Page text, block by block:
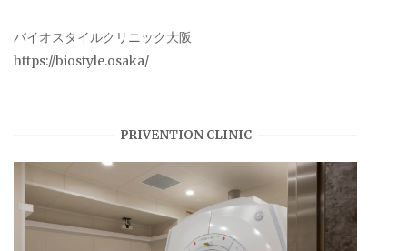
バイオスタイルクリニック大阪
https://biostyle.osaka/
PRIVENTION CLINIC